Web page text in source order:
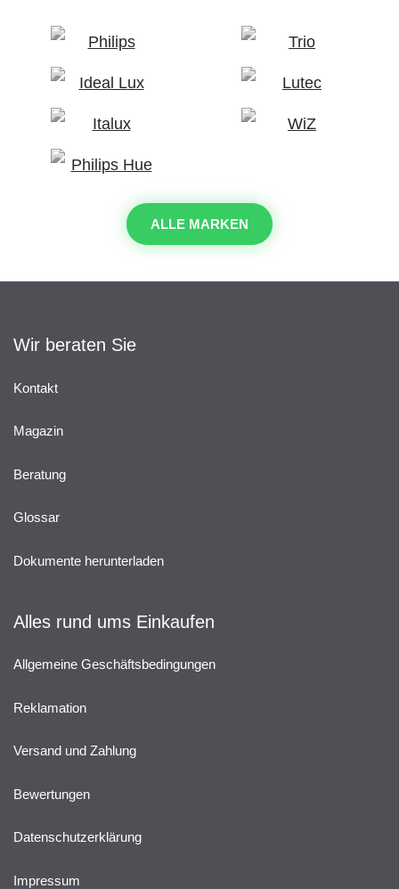
ALLE MARKEN
Wir beraten Sie
Kontakt
Magazin
Beratung
Glossar
Dokumente herunterladen
Alles rund ums Einkaufen
Allgemeine Geschäftsbedingungen
Reklamation
Versand und Zahlung
Bewertungen
Datenschutzerklärung
Impressum